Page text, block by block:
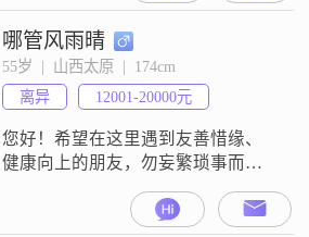
我的性格比较稳重可靠，平时算是
个自信果断的人，外向健谈，乐观
积极##3002##在相处中，我觉得相
互尊重##3001##真诚相待很重要，
也一直相信感情需要双向奔赴，所
以
哪管风雨晴
55岁  |  山西太原  |  174cm
离异
12001-20000元
您好！希望在这里遇到友善惜缘、
健康向上的朋友，勿妄繁琐事而自